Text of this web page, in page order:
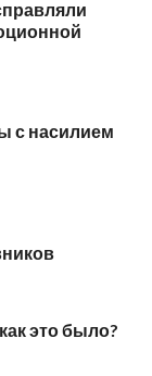
с насилием
это было?